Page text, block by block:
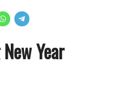
Year